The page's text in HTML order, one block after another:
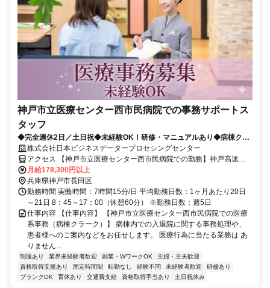
神戸市立医療センター西市民病院での事務サポートス
タッフ
◆完全週休2日／土日祝◆未経験OK！研修・マニュアルあり◆病棟クラ
ーク経験者歓迎
株式会社日本ビジネスデータープロセシングセンター
アクセス 【神戸市立医療センター西市民病院での勤務】神戸高速鉄
道「高速長田駅」より徒歩約8分／JR「兵庫駅」、神戸高速鉄道「大
開駅」より徒歩約10分
月給178,300円以上
兵庫県神戸市長田区
勤務時間 実働時間：7時間15分/日 平均勤務日数：1ヶ月あたり20日
～21日 8：45～17：00（休憩60分） ※勤務日数：週5日
仕事内容 【仕事内容】 【神戸市立医療センター西市民病院での医療
系事務（病棟クラーク）】 病棟内での入退院に関する事務処理や、
患者様へのご案内などをお任せします。 医療行為に当たる業務は あ
りません...
制服あり 業界未経験者歓迎 副業・WワークOK
主婦・主夫歓迎
資格取得支援あり
固定時間制 転勤なし 経験不問 未経験者歓迎
研修あり
ブランクOK
育休あり 交通費支給 資格取得手当あり 土日祝休み